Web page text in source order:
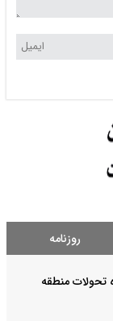
روزنامه
تحولات منطقه